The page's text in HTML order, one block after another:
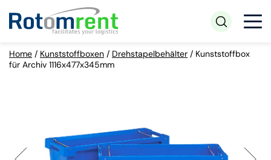
Home / Kunststoffboxen / Drehstapelbehälter / Kunststoffbox
für Archiv 1116x477x345mm